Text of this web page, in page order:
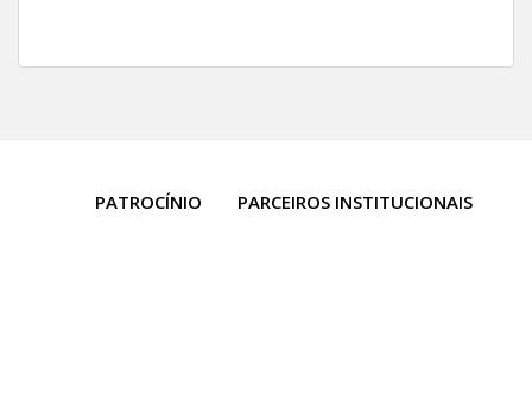
PATROCÍNIO PARCEIROS INSTITUCIONAIS